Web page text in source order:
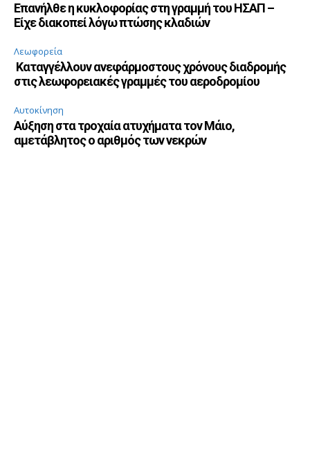
Επανήλθε η κυκλοφορίας στη γραμμή του ΗΣΑΠ –
Είχε διακοπεί λόγω πτώσης κλαδιών
Λεωφορεία
Καταγγέλλουν ανεφάρμοστους χρόνους διαδρομής
στις λεωφορειακές γραμμές του αεροδρομίου
Αυτοκίνηση
Αύξηση στα τροχαία ατυχήματα τον Μάιο,
αμετάβλητος ο αριθμός των νεκρών